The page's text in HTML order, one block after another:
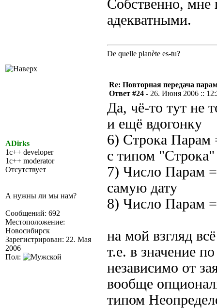
Собственно, мне
адекватными.
De quelle planète es-tu?
ADirks
1c++ developer
1c++ moderator
Отсутствует
А нужны ли мы нам?
Сообщений: 692
Местоположение:
Новосибирск
Зарегистрирован: 22. Мая
2006
Пол:
Re: Повторная передача
Ответ #24 - 26. Июня 2006 ::
Да, чё-то тут не
и ещё вдогонку
6) Строка Парам
с типом "Строка"
7) Число Парам
самую дату
8) Число Парам
на мой взгляд
т.е. в значение
независимо от
вообще
типом